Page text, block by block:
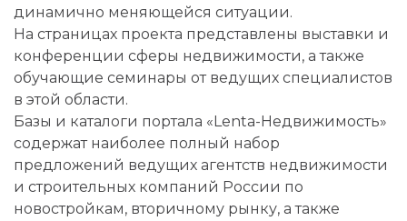
динамично меняющейся ситуации.
На страницах проекта представлены выставки и
конференции сферы недвижимости, а также
обучающие семинары от ведущих специалистов
в этой области.
Базы и каталоги портала «Lenta-Недвижимость»
содержат наиболее полный набор
предложений ведущих агентств недвижимости
и строительных компаний России по
новостройкам, вторичному рынку, а также